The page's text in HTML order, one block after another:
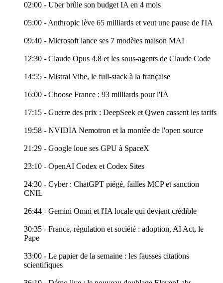
02:00 - Uber brûle son budget IA en 4 mois
05:00 - Anthropic lève 65 milliards et veut une pause de l'IA
09:40 - Microsoft lance ses 7 modèles maison MAI
12:30 - Claude Opus 4.8 et les sous-agents de Claude Code
14:55 - Mistral Vibe, le full-stack à la française
16:00 - Choose France : 93 milliards pour l'IA
17:15 - Guerre des prix : DeepSeek et Qwen cassent les tarifs
19:58 - NVIDIA Nemotron et la montée de l'open source
21:29 - Google loue ses GPU à SpaceX
23:10 - OpenAI Codex et Codex Sites
24:30 - Cyber : ChatGPT piégé, failles MCP et sanction
CNIL
26:44 - Gemini Omni et l'IA locale qui devient crédible
30:35 - France, régulation et société : adoption, AI Act, le
Pape
33:00 - Le papier de la semaine : les fausses citations
scientifiques